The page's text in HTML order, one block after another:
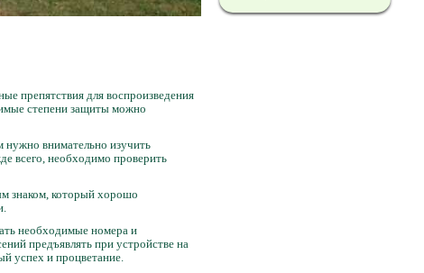
препятствия для воспроизведения
степени защиты можно
внимательно изучить
всего, необходимо проверить
знаком, который хорошо
необходимые номера и
предъявлять при устройстве на
успех и процветание.